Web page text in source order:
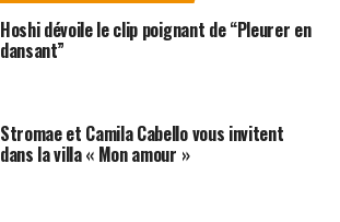
CLIPS CORNEILLE
Hoshi dévoile le clip poignant de “Pleurer en
dansant”
Stromae et Camila Cabello vous invitent
dans la villa « Mon amour »